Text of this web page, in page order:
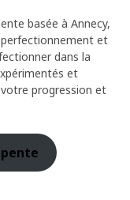
basée à Annecy,
perfectionnement et
dans la
et
progression et